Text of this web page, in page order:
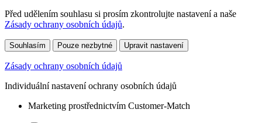
Před udělením souhlasu si prosím zkontrolujte nastavení a naše
Zásady ochrany osobních údajů.
Souhlasím Pouze nezbytné Upravit nastavení
Zásady ochrany osobních údajů
Individuální nastavení ochrany osobních údajů
Marketing prostřednictvím Customer-Match